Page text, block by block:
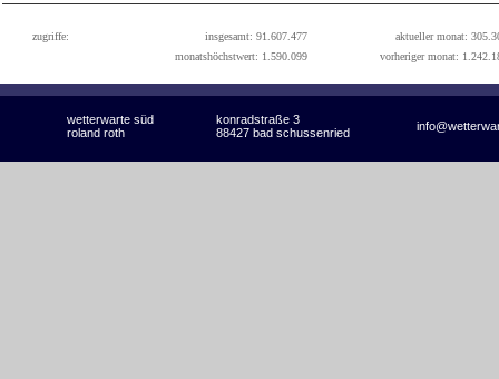
zugriffe: insgesamt: 91.607.477
aktueller monat:
monatshöchstwert: 1.590.099
vorheriger monat:
wetterwarte süd konradstraße 3
roland roth 88427 bad schussenried